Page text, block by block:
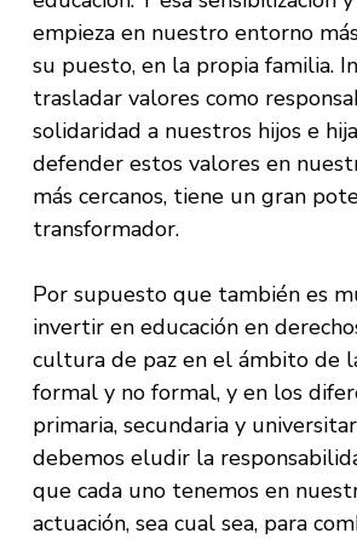
empieza en nuestro entorno
su puesto, en la propia familia.
trasladar valores como
solidaridad a nuestros hijos e
defender estos valores en
más cercanos, tiene un gran
transformador.
Por supuesto que también es
invertir en educación en
cultura de paz en el ámbito de
formal y no formal, y en los
primaria, secundaria y
debemos eludir la
que cada uno tenemos en
actuación, sea cual sea, para